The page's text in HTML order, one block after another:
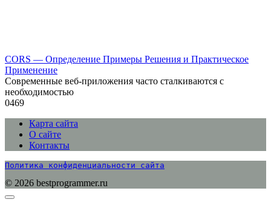
CORS — Определение Примеры Решения и Практическое
Применение
Современные веб-приложения часто сталкиваются с
необходимостью
0469
Карта сайта
О сайте
Контакты
Политика конфиденциальности сайта
© 2026 bestprogrammer.ru